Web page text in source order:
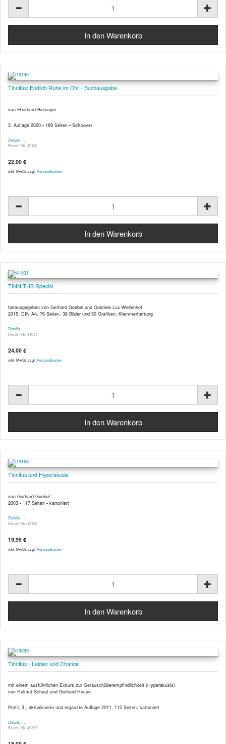
Tinnitus: Endlich Ruhe im Ohr - Buchausgabe
von Eberhard Biesinger
3. Auflage 2020 ▪ 169 Seiten ▪ Softcover
Details …
Bestell-Nr. 49146
22,00 €
inkl. MwSt. zzgl. Versandkosten
TINNITUS-Special
herausgegeben von Gerhard Goebel und Gabriele Lux-Wellenhof
2015, DIN A4, 76 Seiten, 38 Bilder und 50 Grafiken, Klammerheftung
Details …
Bestell-Nr. 41031
24,00 €
inkl. MwSt. zzgl. Versandkosten
Tinnitus und Hyperakusis
von Gerhard Goebel
2003 ▪ 117 Seiten ▪ kartoniert
Details …
Bestell-Nr. 49168
19,95 €
inkl. MwSt. zzgl. Versandkosten
Tinnitus - Leiden und Chance
mit einem ausführlichen Exkurs zur Geräuschüberempfindlichkeit (Hyperakusis)
von Helmut Schaaf und Gerhard Hesse
Profil, 3., aktualisierte und ergänzte Auflage 2011, 112 Seiten, kartoniert
Details …
Bestell-Nr. 49399